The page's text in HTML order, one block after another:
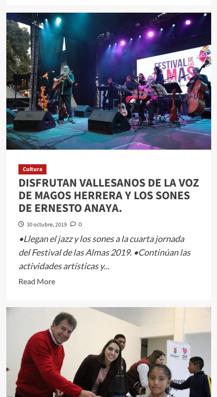
about
Toluca
recibe
el
lugar
en
todo
el
Estado
de
México
mejor
manejo
de
hacienda
pública
y
finanzas
Cultura
DISFRUTAN VALLESANOS DE LA VOZ
DE MAGOS HERRERA Y LOS SONES
DE ERNESTO ANAYA.
30 octubre, 2019 0
•Llegan el jazz y los sones a la cuarta jornada
del Festival de las Almas 2019. •Continúan las
actividades artísticas y...
Read MoreRead
about
DISFRUTAN
VALLESANOS
DE
LA
VOZ
DE
MAGOS